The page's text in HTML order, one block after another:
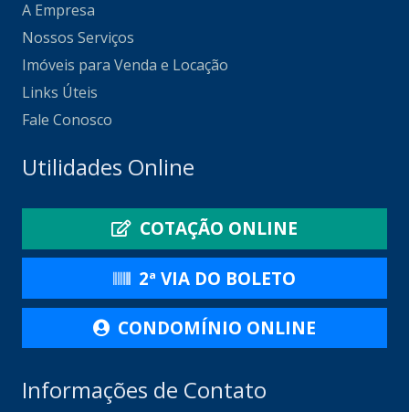
A Empresa
Nossos Serviços
Imóveis para Venda e Locação
Links Úteis
Fale Conosco
Utilidades Online
COTAÇÃO ONLINE
2ª VIA DO BOLETO
CONDOMÍNIO ONLINE
Informações de Contato